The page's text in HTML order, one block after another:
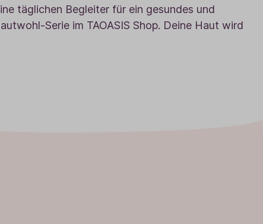
täglichen Begleiter für ein gesundes und
Serie im TAOASIS Shop. Deine Haut wird